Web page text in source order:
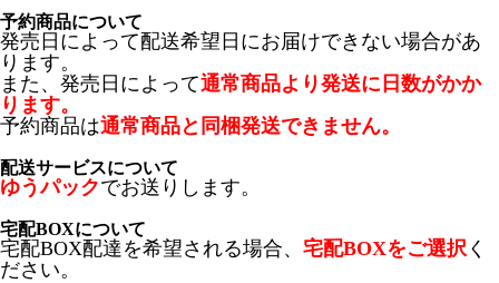
予約商品について
発売日によって配送希望日にお届けできない場合があ
ります。
また、発売日によって通常商品より発送に日数がかか
ります。
予約商品は通常商品と同梱発送できません。
配送サービスについて
ゆうパックでお送りします。
宅配BOXについて
宅配BOX配達を希望される場合、 宅配BOXをご選択く
ださい。